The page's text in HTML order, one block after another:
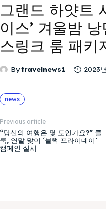
그랜드 하얏트
이스’ 겨울밤
스링크 룸 패키
Bytravelnews1 2023
news
Previous article
“당신의 여행은 몇 도인가요?” 클
룩, 연말 맞이 ‘블랙 프라이데이’
캠페인 실시